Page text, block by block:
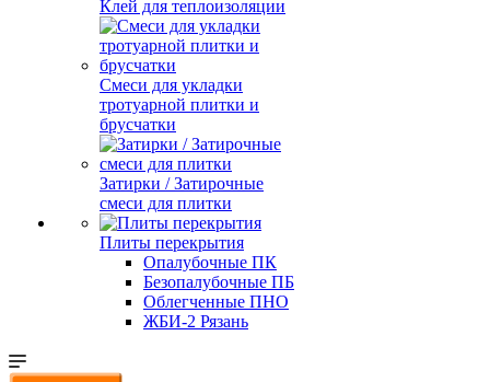
Клей для теплоизоляции
Смеси для укладки
тротуарной плитки и
брусчатки
Затирки / Затирочные
смеси для плитки
Плиты перекрытия
Опалубочные ПК
Безопалубочные ПБ
Облегченные ПНО
ЖБИ-2 Рязань